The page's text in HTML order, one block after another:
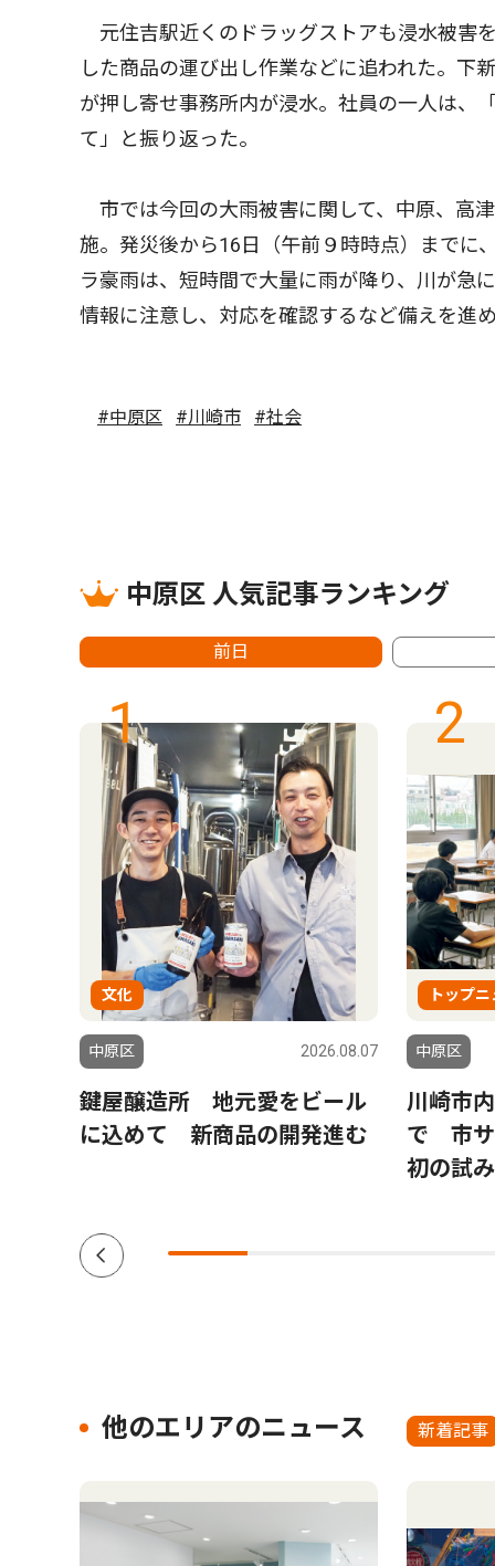
元住吉駅近くのドラッグストアも浸水被害
した商品の運び出し作業などに追われた。下
が押し寄せ事務所内が浸水。社員の一人は、
て」と振り返った。
市では今回の大雨被害に関して、中原、高
施。発災後から16日（午前９時時点）までに
ラ豪雨は、短時間で大量に雨が降り、川が急
情報に注意し、対応を確認するなど備えを進
#中原区 #川崎市 #社会
中原区 人気記事ランキング
前日
1
文化
中原区 2026.08.07
鍵屋醸造所 地元愛をビール
に込めて 新商品の開発進む
2
トップ
中原区
川崎市
で 市サ
初の試み
他のエリアのニュース 新着記事